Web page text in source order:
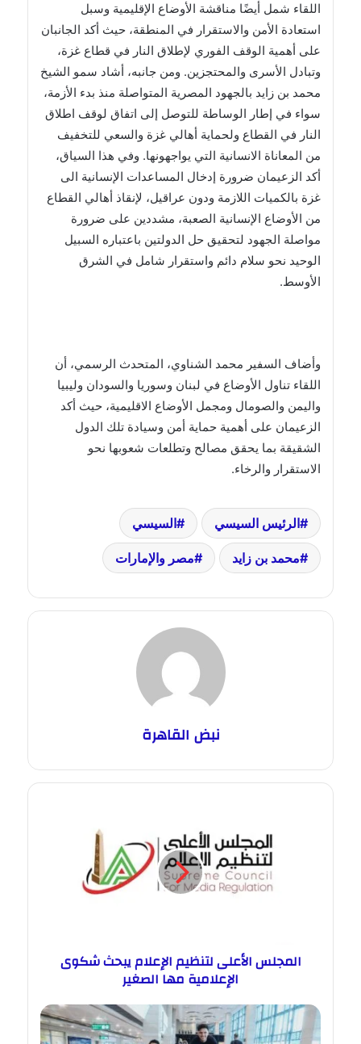
اللقاء شمل أيضًا مناقشة الأوضاع الإقليمية وسبل
استعادة الأمن والاستقرار في المنطقة، حيث أكد الجانبان
على أهمية الوقف الفوري لإطلاق النار في قطاع غزة،
وتبادل الأسرى والمحتجزين. ومن جانبه، أشاد سمو الشيخ
محمد بن زايد بالجهود المصرية المتواصلة منذ بدء الأزمة،
سواء في إطار الوساطة للتوصل إلى اتفاق لوقف اطلاق
النار في القطاع ولحماية أهالي غزة والسعي للتخفيف
من المعاناة الانسانية التي يواجهونها. وفي هذا السياق،
أكد الزعيمان ضرورة إدخال المساعدات الإنسانية الى
غزة بالكميات اللازمة ودون عراقيل، لإنقاذ أهالي القطاع
من الأوضاع الإنسانية الصعبة، مشددين على ضرورة
مواصلة الجهود لتحقيق حل الدولتين باعتباره السبيل
الوحيد نحو سلام دائم واستقرار شامل في الشرق
الأوسط.
وأضاف السفير محمد الشناوي، المتحدث الرسمي، أن
اللقاء تناول الأوضاع في لبنان وسوريا والسودان وليبيا
واليمن والصومال ومجمل الأوضاع الاقليمية، حيث أكد
الزعيمان على أهمية حماية أمن وسيادة تلك الدول
الشقيقة بما يحقق مصالح وتطلعات شعوبها نحو
الاستقرار والرخاء.
الرئيس السيسي السيسي
محمد بن زايد مصر والإمارات
نبض القاهرة
المجلس الأعلى لتنظيم الإعلام يبحث شكوى
الإعلامية مها الصغير